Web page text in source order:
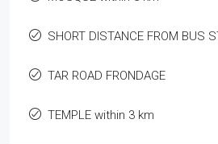
SHORT DISTANCE FROM BUS
TAR ROAD FRONDAGE
TEMPLE within 3 km